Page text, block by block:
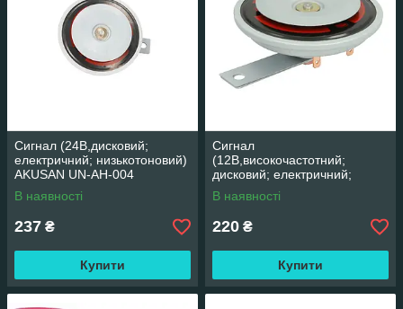
Сигнал (24В,дисковий;
електричний; низькотоновий)
AKUSAN UN-AH-004
В наявності
237 ₴
Купити
Сигнал
(12В,високочастотний;
дисковий; електричний;
універсальні) AKUSAN UN-
AH-003
В наявності
220 ₴
Купити